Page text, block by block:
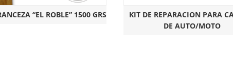
“EL ROBLE” 1500 GRS
KIT DE REPARACION PARA
DE AUTO/MOTO